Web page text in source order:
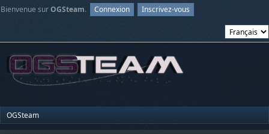
Bienvenue surOGSteam. Connexion Inscrivez-vous
OGSteam